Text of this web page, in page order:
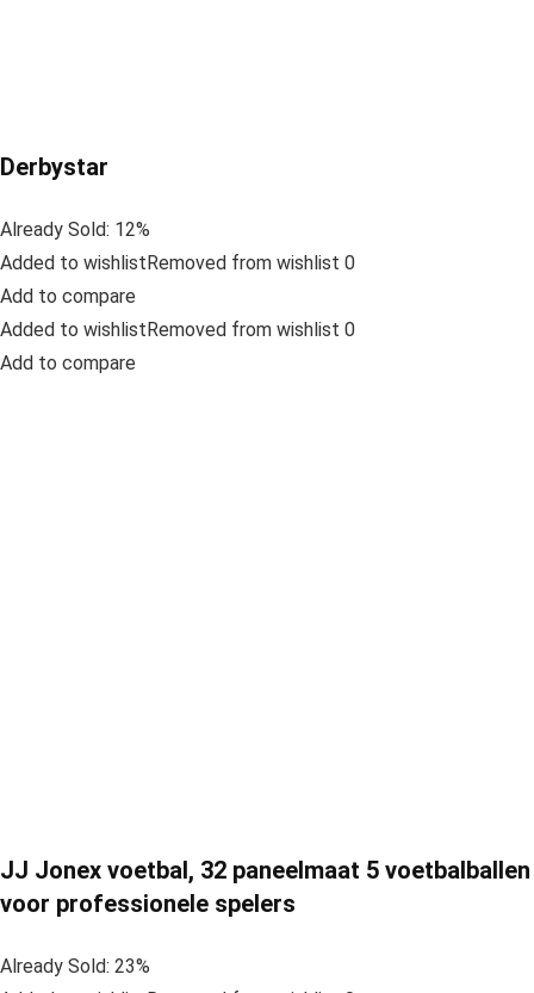
Derbystar
Already Sold: 12%
Added to wishlistRemoved from wishlist 0
Add to compare
Added to wishlistRemoved from wishlist 0
Add to compare
JJ Jonex voetbal, 32 paneelmaat 5 voetbalballen
voor professionele spelers
Already Sold: 23%